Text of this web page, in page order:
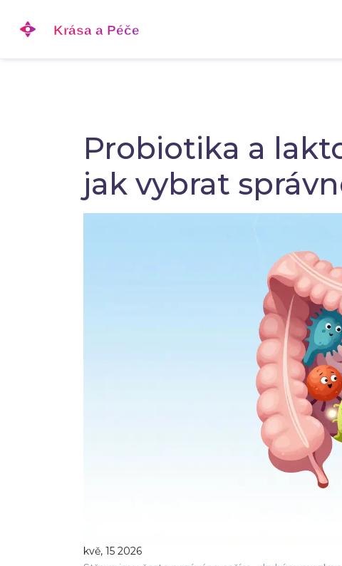
Probiotika a
jak vybrat
kvě, 15 2026